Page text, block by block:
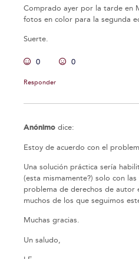
Comprado ayer por la tarde en
fotos en color para la segunda
Suerte.
0 0
Responder
Anónimo dice:
Estoy de acuerdo con el
Una solución práctica sería
(esta mismamente?) solo con
problema de derechos de autor
muchos de los que seguimos
Muchas gracias.
Un saludo,